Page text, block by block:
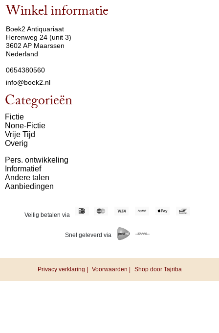
Winkel informatie
Boek2 Antiquariaat
Herenweg 24 (unit 3)
3602 AP Maarssen
Nederland
0654380560
info@boek2.nl
Categorieën
Fictie
None-Fictie
Vrije Tijd
Overig
Pers. ontwikkeling
Informatief
Andere talen
Aanbiedingen
Veilig betalen via
Snel geleverd via
Privacy verklaring | Voorwaarden | Shop door Tajriba